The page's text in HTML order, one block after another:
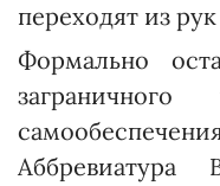
переходят из
Формально
Аббревиатура